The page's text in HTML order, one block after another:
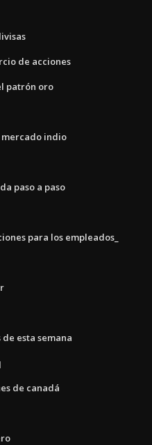
de acciones
patrón oro
mercado indio
paso a paso
para los empleados_
esta semana
de canadá